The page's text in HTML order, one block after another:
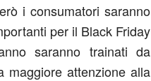
i consumatori saranno
per il Black Friday
saranno trainati da
maggiore attenzione alla